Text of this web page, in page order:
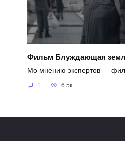
Фильм Блуждающая
Мо мнению экспертов —
1 6.5к.